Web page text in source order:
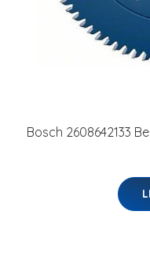
Bosch 2608642133